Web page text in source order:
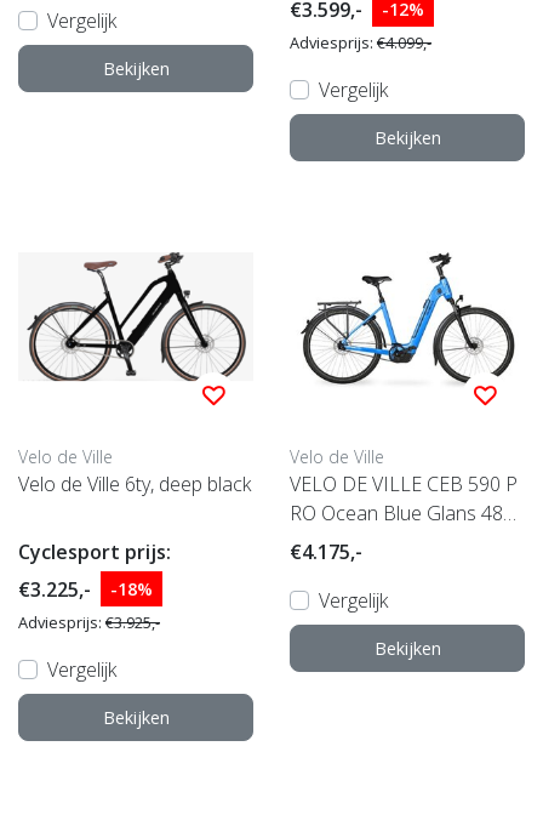
Vergelijk
Bekijken
€3.599,-
-12%
Adviesprijs: €4.099,-
Vergelijk
Bekijken
Velo de Ville
Velo de Ville 6ty, deep black
Cyclesport prijs:
€3.225,-
-18%
Adviesprijs: €3.925,-
Vergelijk
Bekijken
Velo de Ville
VELO DE VILLE CEB 590 P
RO Ocean Blue Glans 48c
m 48cm 2025
€4.175,-
Vergelijk
Bekijken